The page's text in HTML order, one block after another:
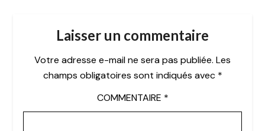
Laisser un commentaire
Votre adresse e-mail ne sera pas publiée. Les
champs obligatoires sont indiqués avec *
COMMENTAIRE *